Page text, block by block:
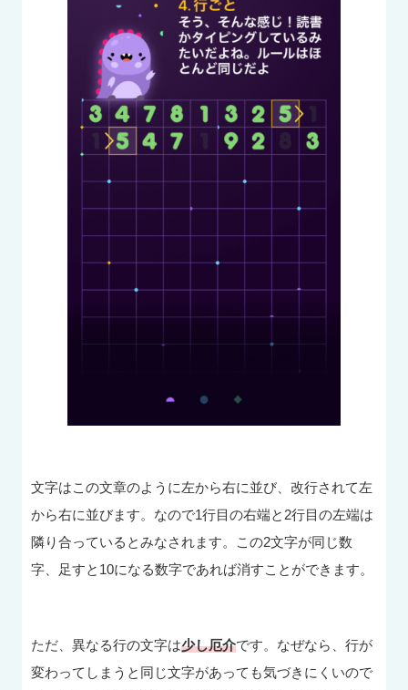
文字はこの文章のように左から右に並び、改行されて左
から右に並びます。なので1行目の右端と2行目の左端は
隣り合っているとみなされます。この2文字が同じ数
字、足すと10になる数字であれば消すことができます。
ただ、異なる行の文字は少し厄介です。なぜなら、行が
変わってしまうと同じ文字があっても気づきにくいので